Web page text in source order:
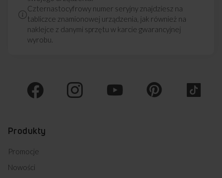
Przedstawiony rysunek ma charakter poglądowy, może różnić
się od oryginału. Rysunek przedstawia wymiary netto.
które będzie gotowe w wyznaczonym
przeze mnie czasie?
Czternastocyfrowy numer seryjny znajdziesz na
tabliczce znamionowej urządzenia, jak również na
naklejce z danymi sprzętu w karcie gwarancyjnej
wyrobu.
Produkty
Promocje
Nowości